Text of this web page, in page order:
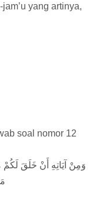
yang artinya,
soal nomor 12
وَمِنْ آيَاتِهِ أَنْ خَلَقَ لَكُمْ